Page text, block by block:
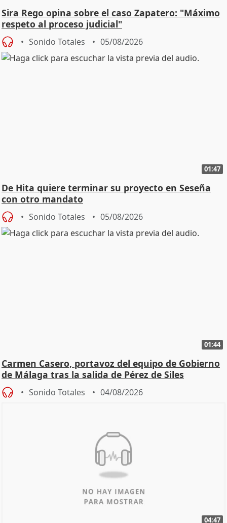
Sira Rego opina sobre el caso Zapatero: "Máximo
respeto al proceso judicial"
Sonido Totales 05/08/2026
01:47
De Hita quiere terminar su proyecto en Seseña
con otro mandato
Sonido Totales 05/08/2026
01:44
Carmen Casero, portavoz del equipo de Gobierno
de Málaga tras la salida de Pérez de Siles
Sonido Totales 04/08/2026
04:47